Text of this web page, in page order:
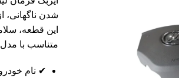
شدن ناگهانی،
این قطعه،
متناسب با مدل
✔ نام